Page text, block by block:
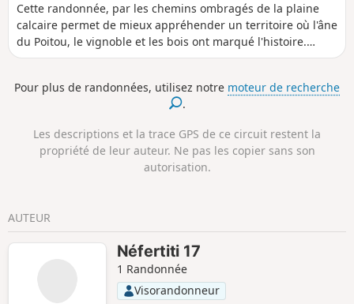
Cette randonnée, par les chemins ombragés de la plaine
calcaire permet de mieux appréhender un territoire où l'âne
du Poitou, le vignoble et les bois ont marqué l'histoire.
Quelques cabanes de vigne sont visibles au cours de cette
utilisées jadis pour s’y restaurer et ranger les outils.
Pour plus de randonnées, utilisez notre moteur de recherche
.
Les descriptions et la trace GPS de ce circuit restent la
propriété de leur auteur. Ne pas les copier sans son
autorisation.
AUTEUR
Néfertiti 17
1 Randonnée
Visorandonneur